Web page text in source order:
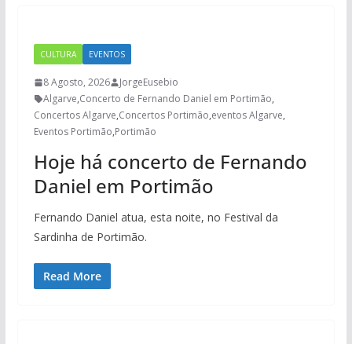
CULTURA EVENTOS
8 Agosto, 2026
JorgeEusebio
Algarve,Concerto de Fernando Daniel em Portimão,
Concertos Algarve,Concertos Portimão,eventos Algarve,
Eventos Portimão,Portimão
Hoje há concerto de Fernando
Daniel em Portimão
Fernando Daniel atua, esta noite, no Festival da
Sardinha de Portimão.
Read More